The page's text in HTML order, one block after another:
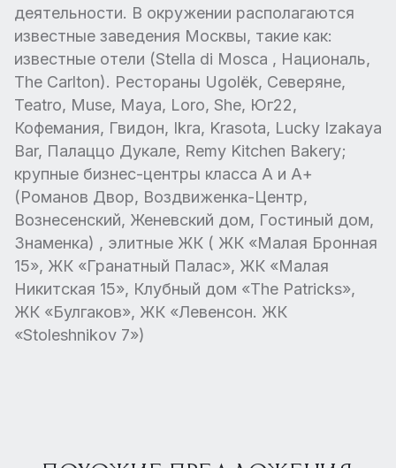
деятельности. В окружении располагаются
известные заведения Москвы, такие как:
известные отели (Stella di Mosca , Националь,
The Carlton). Рестораны Ugolёk, Северяне,
Teatro, Muse, Maya, Loro, She, Юг22,
Кофемания, Гвидон, Ikra, Krasota, Lucky Izakaya
Bar, Палаццо Дукале, Remy Kitchen Bakery;
крупные бизнес-центры класса А и А+
(Романов Двор, Воздвиженка-Центр,
Вознесенский, Женевский дом, Гостиный дом,
Знаменка) , элитные ЖК ( ЖК «Малая Бронная
15», ЖК «Гранатный Палас», ЖК «Малая
Никитская 15», Клубный дом «The Patricks»,
ЖК «Булгаков», ЖК «Левенсон. ЖК
«Stoleshnikov 7»)